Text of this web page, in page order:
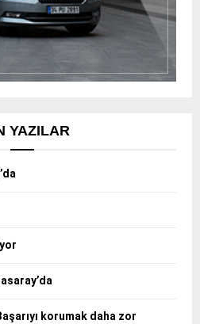
YAZILAR
korumak daha zor